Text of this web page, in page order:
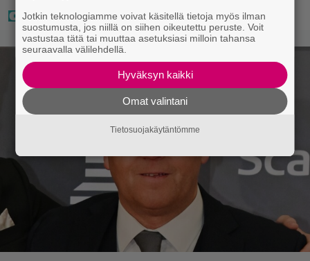
Jotkin teknologiamme voivat käsitellä tietoja myös ilman
suostumusta, jos niillä on siihen oikeutettu peruste. Voit
vastustaa tätä tai muuttaa asetuksiasi milloin tahansa
seuraavalla välilehdellä.
Hyväksyn kaikki
Omat valintani
Tietosuojakäytäntömme